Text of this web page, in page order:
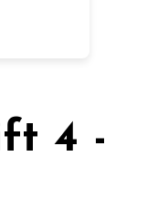
4 -